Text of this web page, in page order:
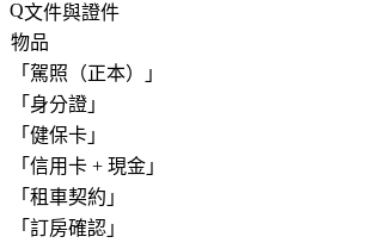
文件與證件
物品
「 駕照（正本） 」
「 身分證 」
「 健保卡 」
「 信用卡 + 現金 」
「 租車契約 」
「 訂房確認 」